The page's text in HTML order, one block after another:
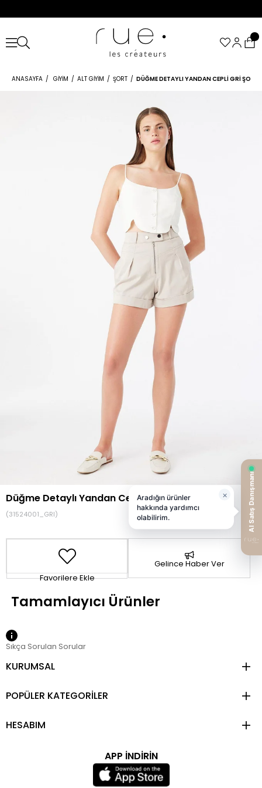
ANASAYFA GIYIM ALT GIYIM ŞORT DÜĞME DETAYLI YANDAN CEPLI GRI ŞORT
Düğme Detaylı Yandan Cepli Gri Şort
(31524001_GRI)
Favorilere Ekle
Gelince Haber Ver
Sıkça Sorulan Sorular
KURUMSAL
POPÜLER KATEGORİLER
HESABIM
APP İNDİRİN